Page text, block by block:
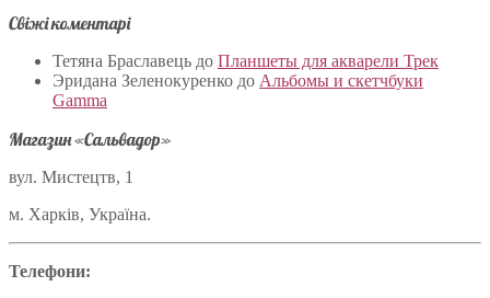
Свіжі коментарі
Тетяна Браславець до Планшеты для акварели Трек
Эридана Зеленокуренко до Альбомы и скетчбуки
Gamma
Магазин «Сальвадор»
вул. Мистецтв, 1
м. Харків, Україна.
Телефони: